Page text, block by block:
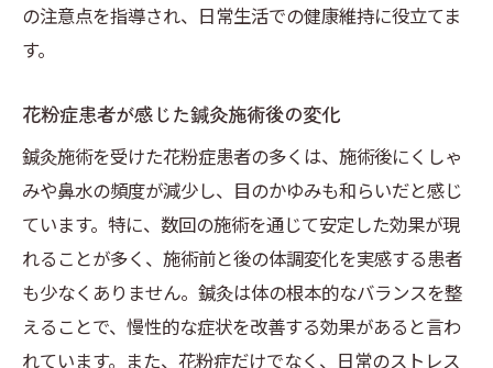
の注意点を指導され、日常生活での健康維持に役立てま
す。
花粉症患者が感じた鍼灸施術後の変化
鍼灸施術を受けた花粉症患者の多くは、施術後にくしゃ
みや鼻水の頻度が減少し、目のかゆみも和らいだと感じ
ています。特に、数回の施術を通じて安定した効果が現
れることが多く、施術前と後の体調変化を実感する患者
も少なくありません。鍼灸は体の根本的なバランスを整
えることで、慢性的な症状を改善する効果があると言わ
れています。また、花粉症だけでなく、日常のストレス